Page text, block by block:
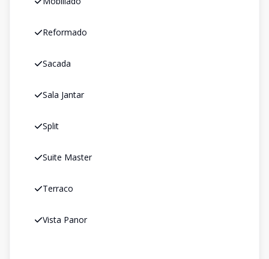
Reformado
Sacada
Sala Jantar
Split
Suite Master
Terraco
Vista Panor